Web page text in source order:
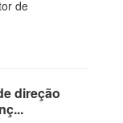
de
direção